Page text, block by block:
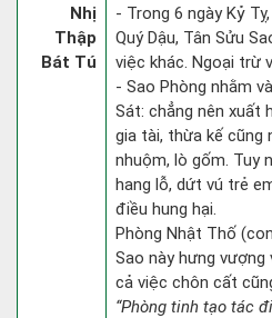
Nhị
Thập
Bát Tú
- Trong 6 ngày Kỷ
Quý Dậu, Tân Sửu
việc khác. Ngoại trừ
- Sao Phòng nhằm
Sát: chẳng nên xuất
gia tài, thừa kế cũng
nhuộm, lò gốm. Tuy
hang lỗ, dứt vú trẻ
điều hung hại.
Phòng Nhật Thố
Sao này hưng
cả việc chôn cất
“Phòng tinh tạo tác